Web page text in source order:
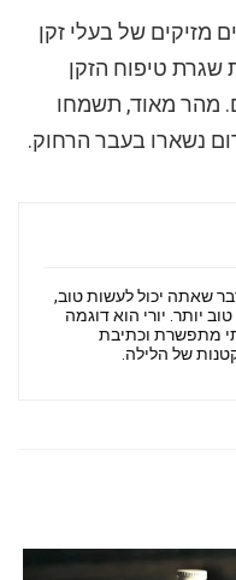
מזיקים של בעלי זקן
שגרת טיפוח הזקן
מהר מאוד, תשמחו
נשארו בעבר הרחוק.
שאתה יכול לעשות טוב,
רוסי יכול לעשות פי 10 טוב יותר. יורי הוא דוגמה
מתפשרת וכתיבת
של הלילה.